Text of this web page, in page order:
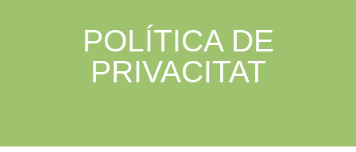
POLÍTICA DE
PRIVACITAT